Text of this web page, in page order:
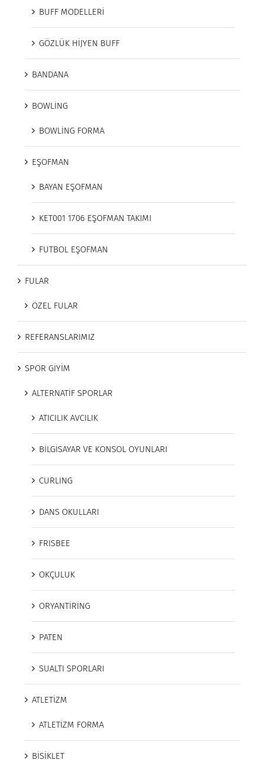
BUFF MODELLERİ
GÖZLÜK HİJYEN BUFF
BANDANA
BOWLİNG
BOWLİNG FORMA
EŞOFMAN
BAYAN EŞOFMAN
KET001 1706 EŞOFMAN TAKIMI
FUTBOL EŞOFMAN
FULAR
ÖZEL FULAR
REFERANSLARIMIZ
SPOR GİYİM
ALTERNATİF SPORLAR
ATICILIK AVCILIK
BİLGİSAYAR VE KONSOL OYUNLARI
CURLING
DANS OKULLARI
FRISBEE
OKÇULUK
ORYANTİRİNG
PATEN
SUALTI SPORLARI
ATLETİZM
ATLETİZM FORMA
BİSİKLET